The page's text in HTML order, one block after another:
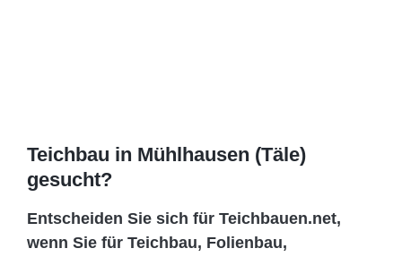
Teichbau in Mühlhausen (Täle)
gesucht?
Entscheiden Sie sich für Teichbauen.net,
wenn Sie für Teichbau, Folienbau,